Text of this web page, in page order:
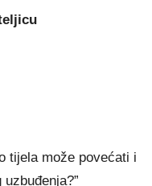
tijela može povećati i